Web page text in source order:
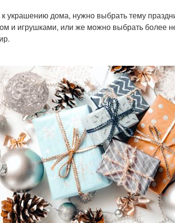
к украшению дома, нужно выбрать тему
и игрушками, или же можно выбрать более